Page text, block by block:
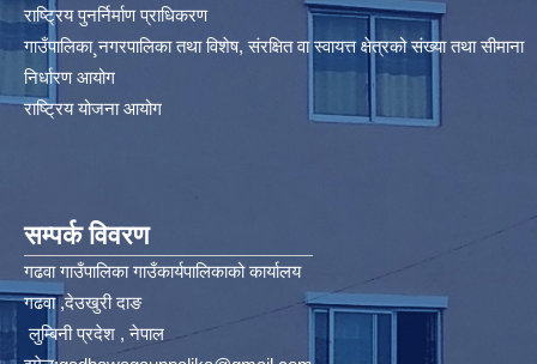
राष्ट्रिय पुनर्निर्माण प्राधिकरण
गाउँपालिका¸नगरपालिका तथा विशेष, संरक्षित वा स्वायत्त क्षेत्रको संख्या तथा सीमाना
निर्धारण आयोग​
राष्ट्रिय योजना आयोग
सम्पर्क विवरण
गढवा गाउँपालिका गाउँकार्यपालिकाको कार्यालय
गढवा ,देउखुरी दाङ
लुम्बिनी प्रदेश , नेपाल